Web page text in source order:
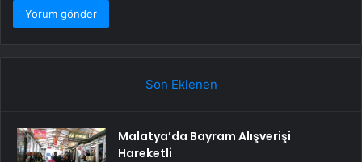
Son Eklenen
Malatya’da Bayram Alışverişi
Hareketli